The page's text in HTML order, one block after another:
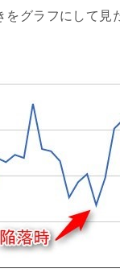
をグラフにして見